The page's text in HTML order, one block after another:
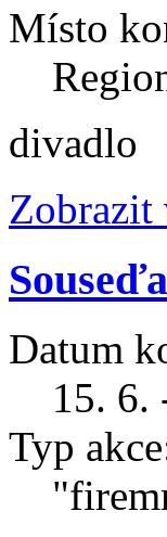
Místo
divadlo
Zobrazit
Datum
15. 6.
Typ